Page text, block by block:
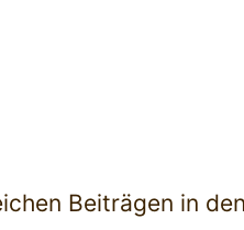
Beiträgen in